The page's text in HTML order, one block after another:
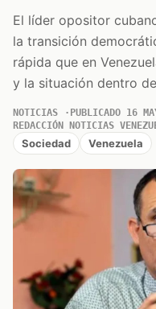
El líder opositor
la transición
rápida que en
y la situación dentro
NOTICIAS PUBLICADO 16
REDACCIÓN NOTICIAS
Sociedad Venezuela